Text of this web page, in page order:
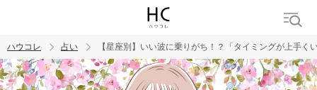
ハウコレ 占い 【星座別】いい波に乗りがち！？「タイミングが上手